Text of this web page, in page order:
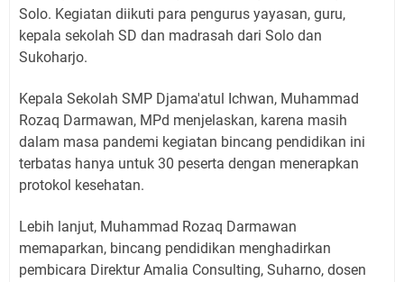
Solo. Kegiatan diikuti para pengurus yayasan, guru,
kepala sekolah SD dan madrasah dari Solo dan
Sukoharjo.
Kepala Sekolah SMP Djama'atul Ichwan, Muhammad
Rozaq Darmawan, MPd menjelaskan, karena masih
dalam masa pandemi kegiatan bincang pendidikan ini
terbatas hanya untuk 30 peserta dengan menerapkan
protokol kesehatan.
Lebih lanjut, Muhammad Rozaq Darmawan
memaparkan, bincang pendidikan menghadirkan
pembicara Direktur Amalia Consulting, Suharno, dosen